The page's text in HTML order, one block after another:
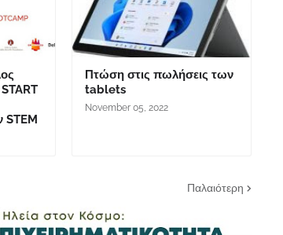
STEM
Πτώση στις πωλήσεις των
tablets
November 05, 2022
Παλαιότερη